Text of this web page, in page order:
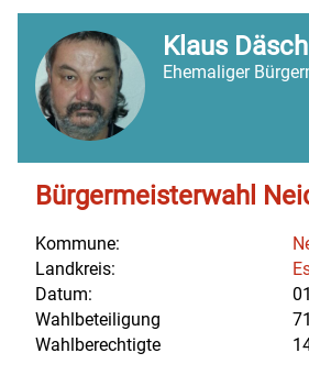
Klaus
Ehemaliger
Bürgermeisterwahl
Kommune:
Landkreis:
Datum:
Wahlbeteiligung
Wahlberechtigte